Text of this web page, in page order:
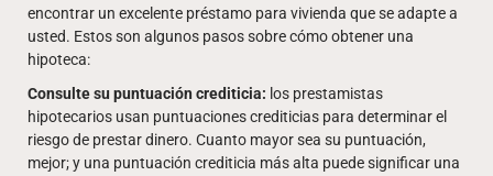
encontrar un excelente préstamo para vivienda que se adapte a
usted. Estos son algunos pasos sobre cómo obtener una
hipoteca:
Consulte su puntuación crediticia: los prestamistas
hipotecarios usan puntuaciones crediticias para determinar el
riesgo de prestar dinero. Cuanto mayor sea su puntuación,
mejor; y una puntuación crediticia más alta puede significar una